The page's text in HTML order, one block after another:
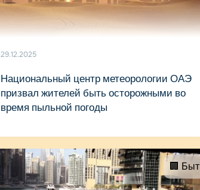
29.12.2025
Национальный центр метеорологии ОАЭ
призвал жителей быть осторожными во
время пыльной погоды
🏢 Быт